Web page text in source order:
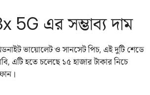
5G এর সম্ভাব্য দাম
ভায়োলেট ও সানসেট পিচ, এই দুটি শেডে
এটি হতে চলেছে ১৫ হাজার টাকার নিচে